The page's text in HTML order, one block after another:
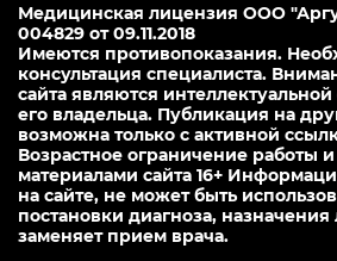
Медицинская лицензия ООО
004829 от 09.11.2018
Имеются противопоказания.
консультация специалиста.
сайта являются
его владельца. Публикация на
возможна только с активной
Возрастное ограничение работы
материалами сайта 16+
на сайте, не может быть
постановки диагноза,
заменяет прием врача.